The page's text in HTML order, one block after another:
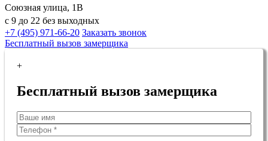
Союзная улица, 1В
с 9 до 22 без выходных
+7 (495) 971-66-20 Заказать звонок
Бесплатный вызов замерщика
+
Бесплатный вызов замерщика